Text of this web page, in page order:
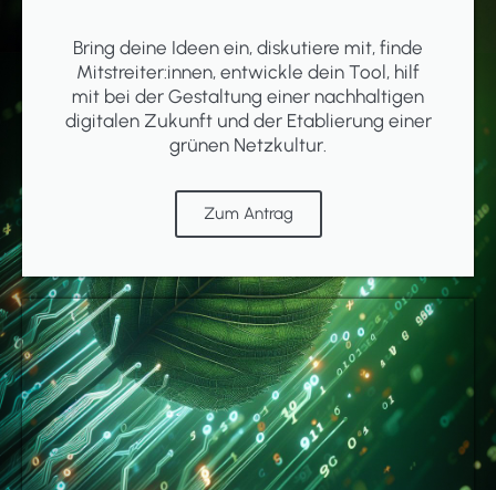
Bring deine Ideen ein, diskutiere mit, finde
Mitstreiter:innen, entwickle dein Tool, hilf
mit bei der Gestaltung einer nachhaltigen
digitalen Zukunft und der Etablierung einer
grünen Netzkultur.
Zum Antrag